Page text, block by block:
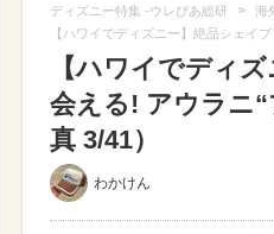
ディズニー特集 -ウレぴあ総研 > 海
【ハワイでディズニー】絶品シェイ
【ハワイでディ
会える! アウラニ
真 3/41）
わかけん